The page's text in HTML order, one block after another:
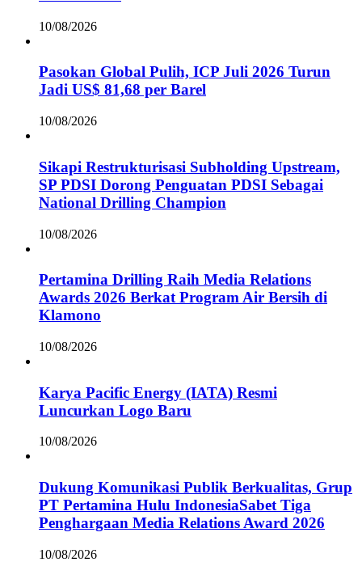
10/08/2026
Pasokan Global Pulih, ICP Juli 2026 Turun
Jadi US$ 81,68 per Barel
10/08/2026
Sikapi Restrukturisasi Subholding Upstream,
SP PDSI Dorong Penguatan PDSI Sebagai
National Drilling Champion
10/08/2026
Pertamina Drilling Raih Media Relations
Awards 2026 Berkat Program Air Bersih di
Klamono
10/08/2026
Karya Pacific Energy (IATA) Resmi
Luncurkan Logo Baru
10/08/2026
Dukung Komunikasi Publik Berkualitas, Grup
PT Pertamina Hulu IndonesiaSabet Tiga
Penghargaan Media Relations Award 2026
10/08/2026